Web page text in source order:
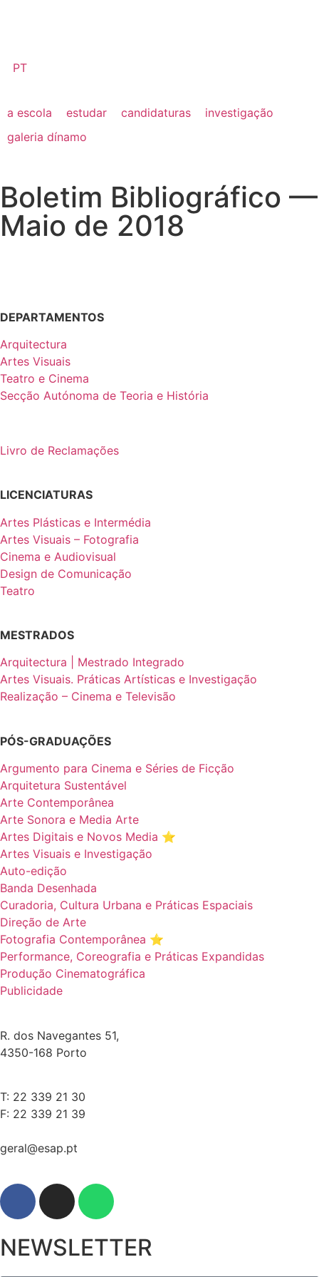
PT
a escola estudar candidaturas
investigação
galeria dínamo
Boletim Bibliográfico —
Maio de 2018
DEPARTAMENTOS
Arquitectura
Artes Visuais
Teatro e Cinema
Secção Autónoma de Teoria e História
Livro de Reclamações
LICENCIATURAS
Artes Plásticas e Intermédia
Artes Visuais – Fotografia
Cinema e Audiovisual
Design de Comunicação
Teatro
MESTRADOS
Arquitectura | Mestrado Integrado
Artes Visuais. Práticas Artísticas e Investigação
Realização – Cinema e Televisão
PÓS-GRADUAÇÕES
Argumento para Cinema e Séries de Ficção
Arquitetura Sustentável
Arte Contemporânea
Arte Sonora e Media Arte
Artes Digitais e Novos Media ⭐️
Artes Visuais e Investigação
Auto-edição
Banda Desenhada
Curadoria, Cultura Urbana e Práticas Espaciais
Direção de Arte
Fotografia Contemporânea ⭐️
Performance, Coreografia e Práticas Expandidas
Produção Cinematográfica
Publicidade
R. dos Navegantes 51,
4350-168 Porto
T: 22 339 21 30
F: 22 339 21 39
geral@esap.pt
NEWSLETTER